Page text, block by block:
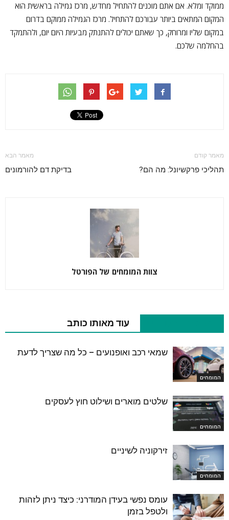
ממוקד ומלא. אם אתם מוכנים להתחיל מחדש, מרכז גמילה בראשית הוא
המקום המתאים ביותר עבורכם להתחיל. מרכז הגמילה ממוקם בדרום
במקום שליו ומרוחק, כך שאתם יכולים להתנתק מבעיות היום יום, ולהתמקד
בהחלמה שלכם.
מאמר קודם
תהליכי פרקשיונל: מה הם?
מאמר הבא
בדיקת דם להורמונים
צוות המומחים של הפורטל
עוד מאותו כותב
המומחים
שמאי רכב ואופנועים – כל מה שצריך לדעת
המומחים
שלטים מוארים ושילוט חוץ לעסקים
המומחים
זירקוניה לשיניים
עומס נפשי בעידן המודרני: כיצד ניתן לזהות
ולטפל בזמן